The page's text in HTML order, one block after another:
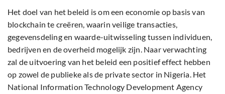
Het doel van het beleid is om een economie op basis van
blockchain te creëren, waarin veilige transacties,
gegevensdeling en waarde-uitwisseling tussen individuen,
bedrijven en de overheid mogelijk zijn. Naar verwachting
zal de uitvoering van het beleid een positief effect hebben
op zowel de publieke als de private sector in Nigeria. Het
National Information Technology Development Agency